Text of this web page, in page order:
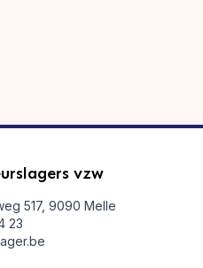
vzw
517, 9090 Melle
23